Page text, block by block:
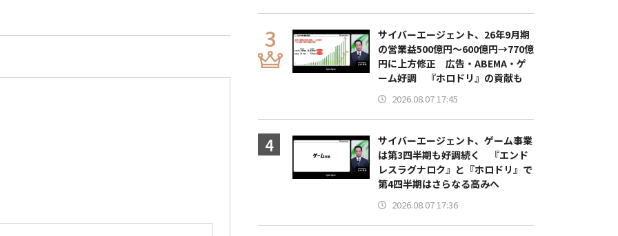
サイバーエージェント、26年9月期
の営業益500億円～600億円→770億
円に上方修正 広告・ABEMA・ゲ
ーム好調 『ホロドリ』の貢献も
2026.08.07 17:45
サイバーエージェント、ゲーム事業
は第3四半期も好調続く 『エンド
レスラグナロク』と『ホロドリ』で
第4四半期はさらなる高みへ
2026.08.07 17:36